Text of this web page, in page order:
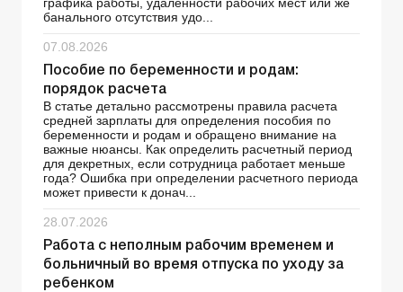
графика работы, удаленности рабочих мест или же
банального отсутствия удо...
07.08.2026
Пособие по беременности и родам:
порядок расчета
В статье детально рассмотрены правила расчета
средней зарплаты для определения пособия по
беременности и родам и обращено внимание на
важные нюансы. Как определить расчетный период
для декретных, если сотрудница работает меньше
года? Ошибка при определении расчетного периода
может привести к донач...
28.07.2026
Работа с неполным рабочим временем и
больничный во время отпуска по уходу за
ребенком